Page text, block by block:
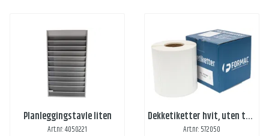
Planleggingstavle liten
Art.nr: 4050221
Dekketiketter hvit, uten trykk
Art.nr: 572050